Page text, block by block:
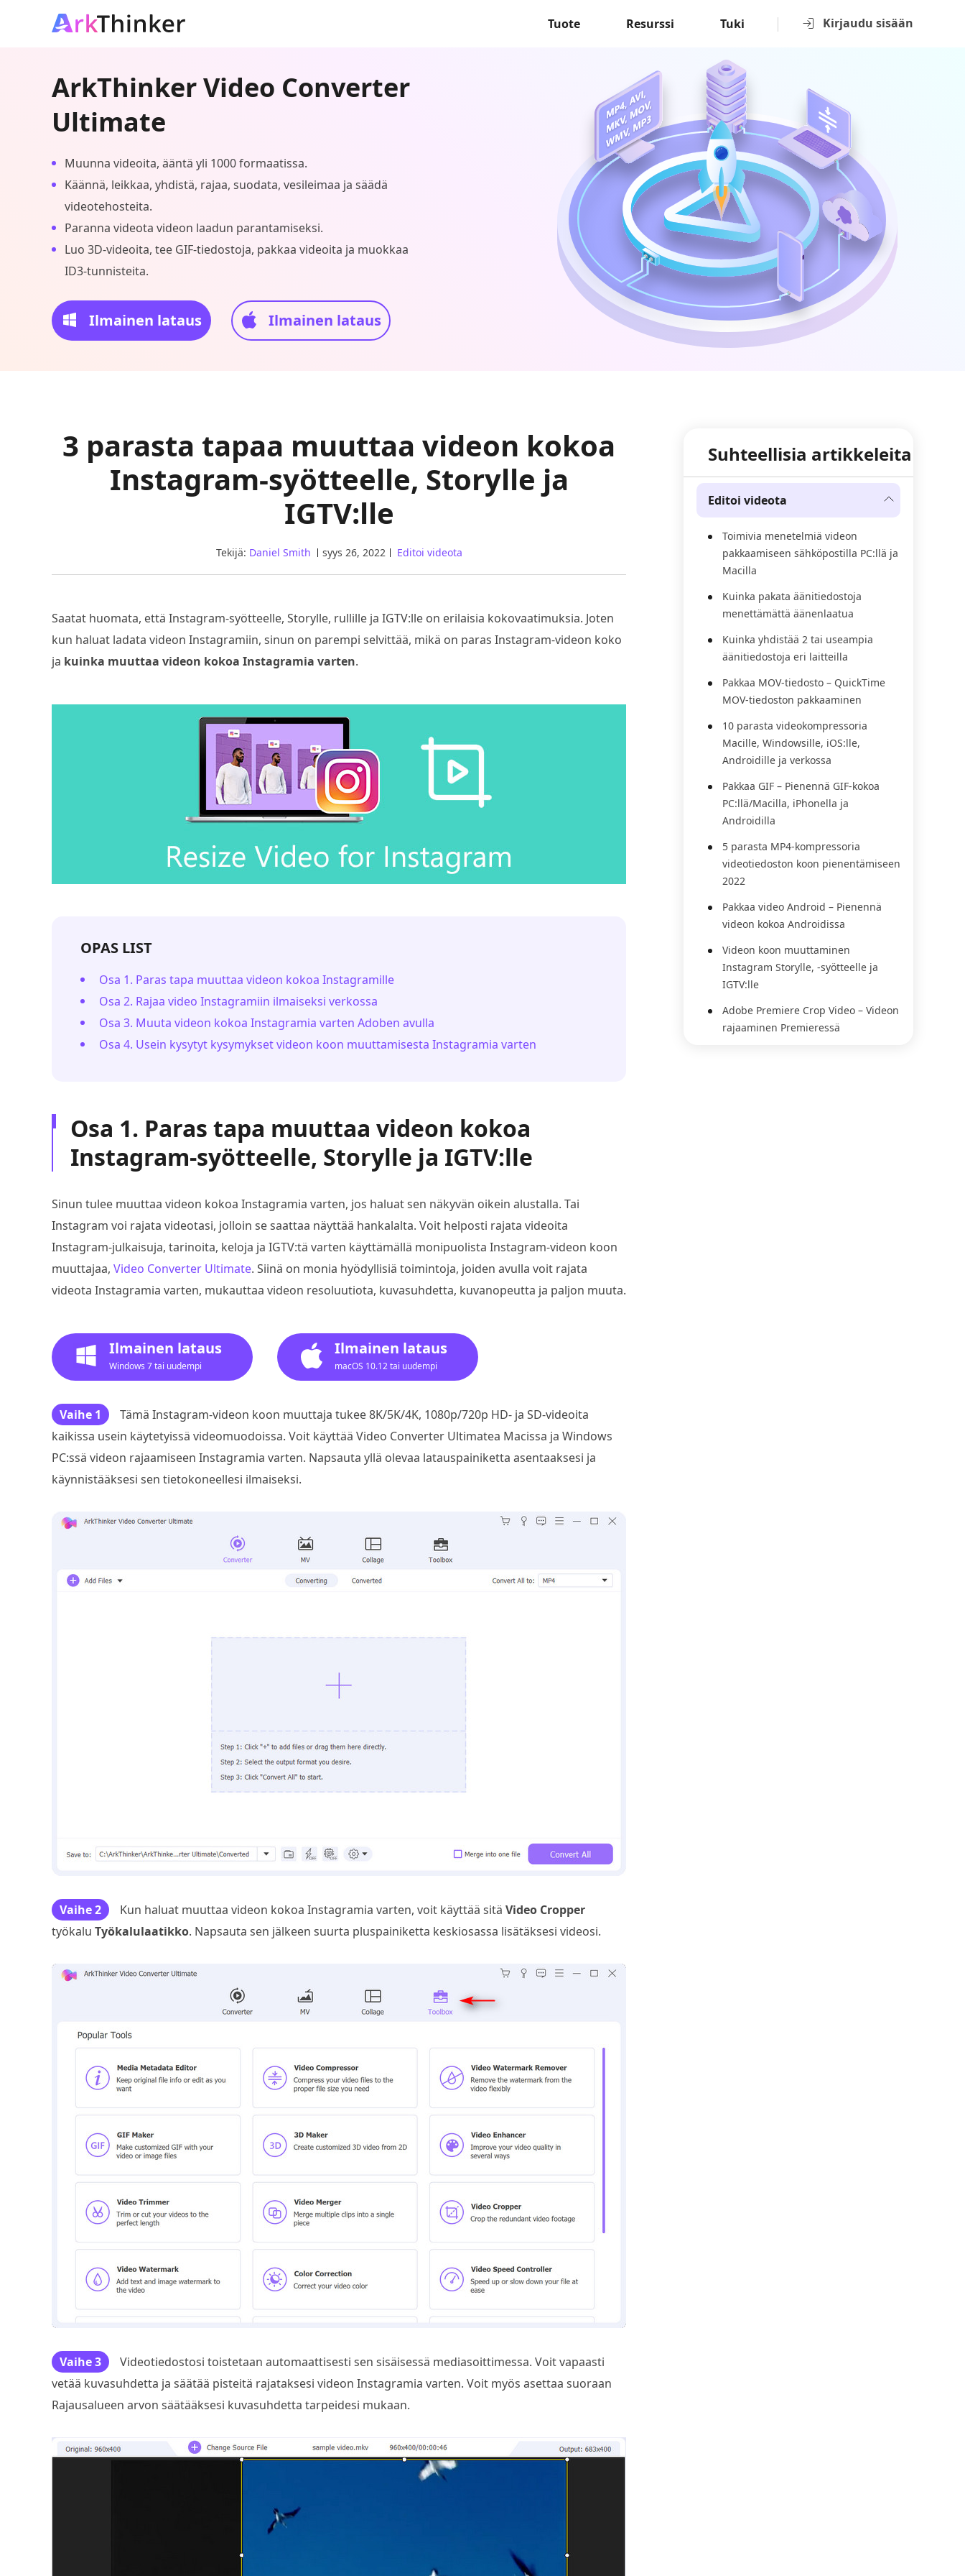
Kirjaudu sisään
Tuote Resurssi Tuki
ArkThinker Video Converter
Ultimate
Muunna videoita, ääntä yli 1000 formaatissa.
Käännä, leikkaa, yhdistä, rajaa, suodata, vesileimaa ja säädä
videotehosteita.
Paranna videota videon laadun parantamiseksi.
Luo 3D-videoita, tee GIF-tiedostoja, pakkaa videoita ja muokkaa
ID3-tunnisteita.
Ilmainen lataus Ilmainen lataus
3 parasta tapaa muuttaa videon kokoa
Instagram-syötteelle, Storylle ja
IGTV:lle
Tekijä: Daniel Smith syys 26, 2022 Editoi videota
Saatat huomata, että Instagram-syötteelle, Storylle, rullille ja IGTV:lle on erilaisia kokovaatimuksia. Joten
kun haluat ladata videon Instagramiin, sinun on parempi selvittää, mikä on paras Instagram-videon koko
ja kuinka muuttaa videon kokoa Instagramia varten.
OPAS LIST
Osa 1. Paras tapa muuttaa videon kokoa Instagramille
Osa 2. Rajaa video Instagramiin ilmaiseksi verkossa
Osa 3. Muuta videon kokoa Instagramia varten Adoben avulla
Osa 4. Usein kysytyt kysymykset videon koon muuttamisesta Instagramia varten
Osa 1. Paras tapa muuttaa videon kokoa
Instagram-syötteelle, Storylle ja IGTV:lle
Sinun tulee muuttaa videon kokoa Instagramia varten, jos haluat sen näkyvän oikein alustalla. Tai
Instagram voi rajata videotasi, jolloin se saattaa näyttää hankalalta. Voit helposti rajata videoita
Instagram-julkaisuja, tarinoita, keloja ja IGTV:tä varten käyttämällä monipuolista Instagram-videon koon
muuttajaa, Video Converter Ultimate. Siinä on monia hyödyllisiä toimintoja, joiden avulla voit rajata
videota Instagramia varten, mukauttaa videon resoluutiota, kuvasuhdetta, kuvanopeutta ja paljon muuta.
Ilmainen lataus
Windows 7 tai uudempi
Ilmainen lataus
macOS 10.12 tai uudempi
Vaihe 1
Tämä Instagram-videon koon muuttaja tukee 8K/5K/4K, 1080p/720p HD- ja SD-videoita
kaikissa usein käytetyissä videomuodoissa. Voit käyttää Video Converter Ultimatea Macissa ja Windows
PC:ssä videon rajaamiseen Instagramia varten. Napsauta yllä olevaa latauspainiketta asentaaksesi ja
käynnistääksesi sen tietokoneellesi ilmaiseksi.
Vaihe 2 Kun haluat muuttaa videon kokoa Instagramia varten, voit käyttää sitä Video Cropper
työkalu Työkalulaatikko. Napsauta sen jälkeen suurta pluspainiketta keskiosassa lisätäksesi videosi.
Vaihe 3
Videotiedostosi toistetaan automaattisesti sen sisäisessä mediasoittimessa. Voit vapaasti
vetää kuvasuhdetta ja säätää pisteitä rajataksesi videon Instagramia varten. Voit myös asettaa suoraan
Rajausalueen arvon säätääksesi kuvasuhdetta tarpeidesi mukaan.
Suhteellisia artikkeleita
Editoi videota
Toimivia menetelmiä videon
pakkaamiseen sähköpostilla PC:llä ja
Macilla
Kuinka pakata äänitiedostoja
menettämättä äänenlaatua
Kuinka yhdistää 2 tai useampia
äänitiedostoja eri laitteilla
Pakkaa MOV-tiedosto – QuickTime
MOV-tiedoston pakkaaminen
10 parasta videokompressoria
Macille, Windowsille, iOS:lle,
Androidille ja verkossa
Pakkaa GIF – Pienennä GIF-kokoa
PC:llä/Macilla, iPhonella ja
Androidilla
5 parasta MP4-kompressoria
videotiedoston koon pienentämiseen
2022
Pakkaa video Android – Pienennä
videon kokoa Androidissa
Videon koon muuttaminen
Instagram Storylle, -syötteelle ja
IGTV:lle
Adobe Premiere Crop Video – Videon
rajaaminen Premieressä